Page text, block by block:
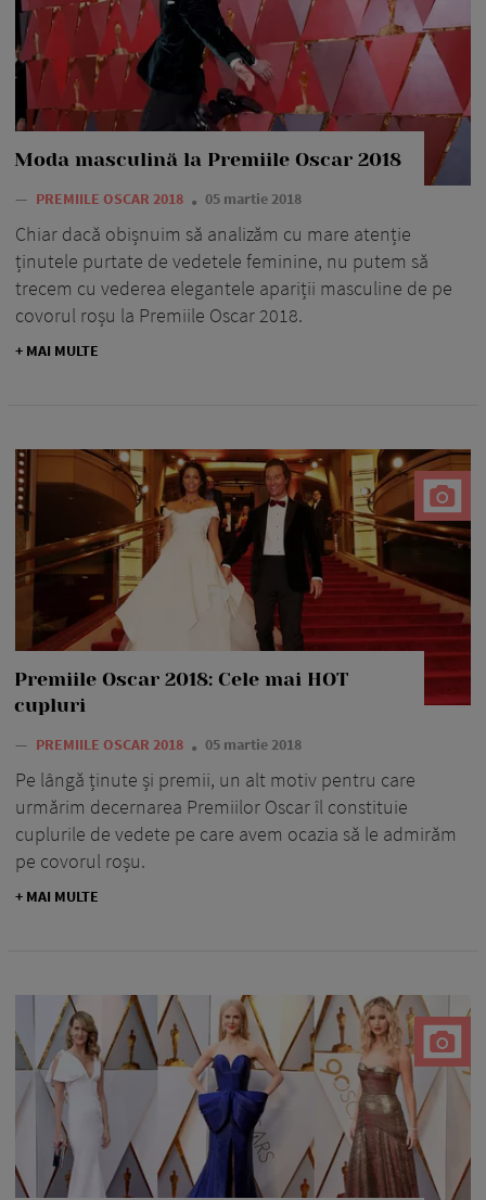
Moda masculină la Premiile Oscar 2018
— PREMIILE OSCAR 2018 05 martie 2018
Chiar dacă obișnuim să analizăm cu mare atenție
ținutele purtate de vedetele feminine, nu putem să
trecem cu vederea elegantele apariții masculine de pe
covorul roșu la Premiile Oscar 2018.
+ MAI MULTE
Premiile Oscar 2018: Cele mai HOT
cupluri
— PREMIILE OSCAR 2018 05 martie 2018
Pe lângă ținute și premii, un alt motiv pentru care
urmărim decernarea Premiilor Oscar îl constituie
cuplurile de vedete pe care avem ocazia să le admirăm
pe covorul roșu.
+ MAI MULTE